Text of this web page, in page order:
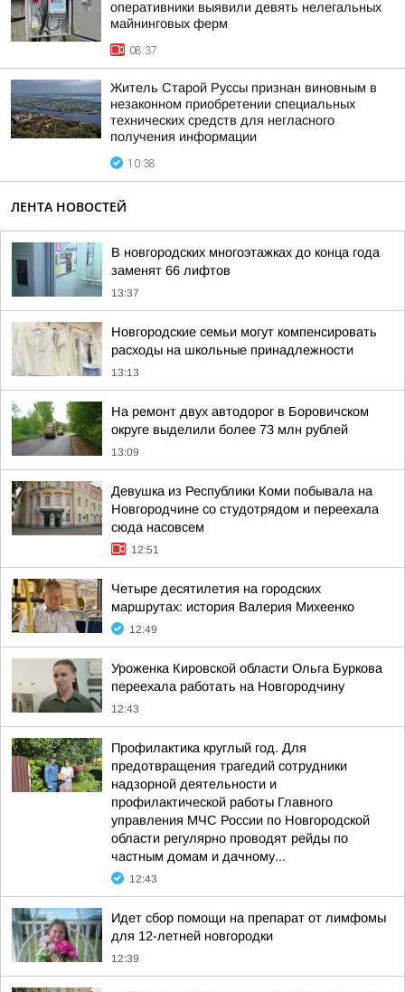
оперативники выявили девять нелегальных
майнинговых ферм
08:37
Житель Старой Руссы признан виновным в
незаконном приобретении специальных
технических средств для негласного
получения информации
10:38
ЛЕНТА НОВОСТЕЙ
В новгородских многоэтажках до конца года
заменят 66 лифтов
13:37
Новгородские семьи могут компенсировать
расходы на школьные принадлежности
13:13
На ремонт двух автодорог в Боровичском
округе выделили более 73 млн рублей
13:09
Девушка из Республики Коми побывала на
Новгородчине со студотрядом и переехала
сюда насовсем
12:51
Четыре десятилетия на городских
маршрутах: история Валерия Михеенко
12:49
Уроженка Кировской области Ольга Буркова
переехала работать на Новгородчину
12:43
Профилактика круглый год. Для
предотвращения трагедий сотрудники
надзорной деятельности и
профилактической работы Главного
управления МЧС России по Новгородской
области регулярно проводят рейды по
частным домам и дачному...
12:43
Идет сбор помощи на препарат от лимфомы
для 12-летней новгородки
12:39